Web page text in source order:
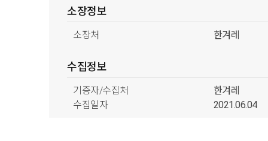
소장정보
소장처 한겨레
수집정보
기증자/수집처
한겨레
수집일자
2021.06.04